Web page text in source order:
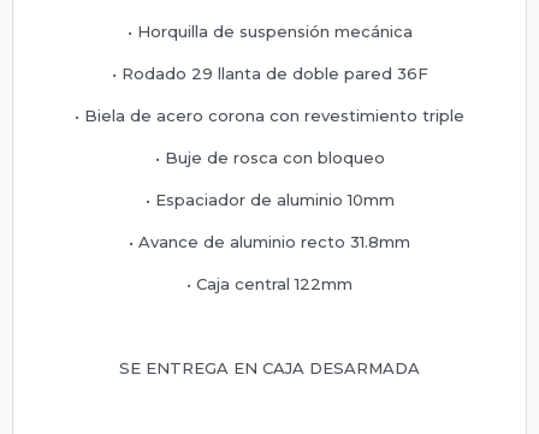
• Horquilla de suspensión mecánica
• Rodado 29 llanta de doble pared 36F
• Biela de acero corona con revestimiento triple
• Buje de rosca con bloqueo
• Espaciador de aluminio 10mm
• Avance de aluminio recto 31.8mm
• Caja central 122mm
SE ENTREGA EN CAJA DESARMADA